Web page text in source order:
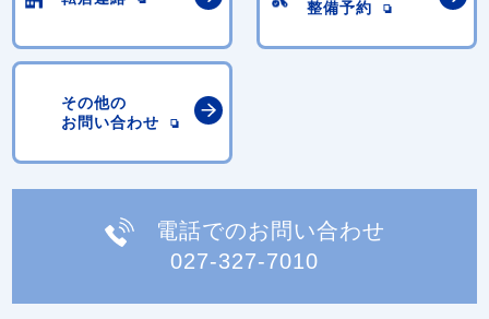
整備予約
その他の
お問い合わせ
電話でのお問い合わせ
027-327-7010